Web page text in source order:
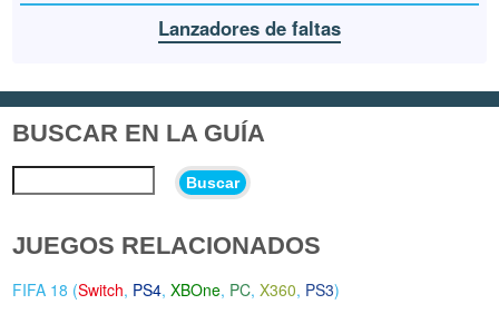
Lanzadores de faltas
BUSCAR EN LA GUÍA
Buscar
JUEGOS RELACIONADOS
FIFA 18 (Switch, PS4,XBOne, PC,X360, PS3)